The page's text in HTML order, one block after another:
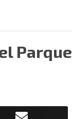
Parque